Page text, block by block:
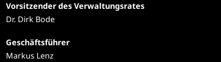
Vorsitzender des Verwaltungsrates
Dr. Dirk Bode
Geschäftsführer
Markus Lenz